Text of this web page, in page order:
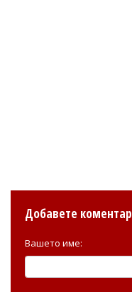
Добавете коментар
Вашето име: